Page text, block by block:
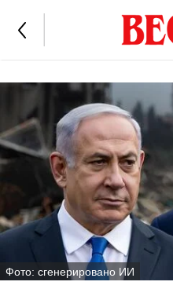
Фото: сгенерировано ИИ